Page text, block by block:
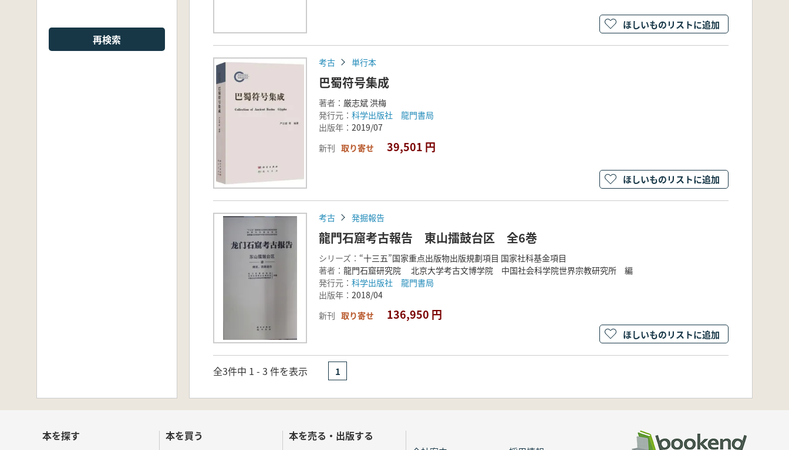
再検索
ほしいものリストに追加
考古 単行本
巴蜀符号集成
著者： 厳志斌 洪梅
発行元： 科学出版社 龍門書局
出版年： 2019/07
新刊 取り寄せ 39,501 円
ほしいものリストに追加
考古 発掘報告
龍門石窟考古報告 東山擂鼓台区 全6巻
シリーズ： “十三五”国家重点出版物出版規劃項目 国家社科基金項目
著者： 龍門石窟研究院 北京大学考古文博学院 中国社会科学院世界宗教研究所 編
発行元： 科学出版社 龍門書局
出版年： 2018/04
新刊 取り寄せ 136,950 円
ほしいものリストに追加
全3件中 1 - 3 件を表示 1
本を探す 本を買う 本を売る・出版する